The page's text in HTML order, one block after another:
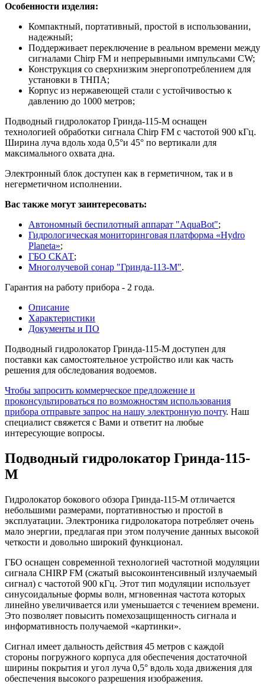
Особенности изделия:
Компактный, портативный, простой в использовании,
надежный;
Поддерживает переключение в реальном времени между
сигналами Chirp FM и непрерывными импульсами CW;
Конструкция со сверхнизким энергопотреблением для
установки в ТНПА;
Корпус из нержавеющей стали с устойчивостью к
давлению до 1000 метров;
Подводный гидролокатор Гринда-115-М оснащен
технологией обработки сигнала Chirp FM с частотой 900 кГц.
Ширина луча вдоль хода 0,5°и 45° по вертикали для
максимального охвата дна.
Электронный блок доступен как в герметичном, так и в
негерметичном исполнении.
Вас также могут заинтересовать:
Автономный беспилотный аппарат "AquaBot";
Гидрологическая мониторинговая платформа «Hydro
Planeta»;
ГБО СКАТ;
Многолучевой сонар "Гринда-113-М".
Гарантия на работу прибора - 2 года.
Описание
Характеристики
Документы и ПО
Подводный гидролокатор Гринда-115-М доступен для
поставки как самостоятельное устройство или как часть
решения для обследования водоемов.
Чтобы запросить коммерческое предложение и
проконсультироваться по возможностям использования
прибора отправьте запрос на нашу электронную почту. Наш
специалист свяжется с Вами и ответит на любые
интересующие вопросы.
Подводный гидролокатор Гринда-115-
М
Гидролокатор бокового обзора Гринда-115-М отличается
небольшими размерами, портативностью и простой в
эксплуатации. Электроника гидролокатора потребляет очень
мало энергии, предлагая при этом получение данных высокой
четкости и довольно широкий функционал.
ГБО оснащен современной технологией частотной модуляции
сигнала CHIRP FM (сжатый высокоинтенсивный излучаемый
сигнал) с частотой 900 кГц. Этот тип модуляции использует
синусоидальные формы волн, мгновенная частота которых
линейно увеличивается или уменьшается с течением времени.
Это позволяет повысить помехозащищенность сигнала и
информативность получаемой «картинки».
Сигнал имеет дальность действия 45 метров с каждой
стороны погружного корпуса для обеспечения достаточной
ширины покрытия и угол луча 0,5° вдоль хода движения для
обеспечения высокого разрешения изображения.